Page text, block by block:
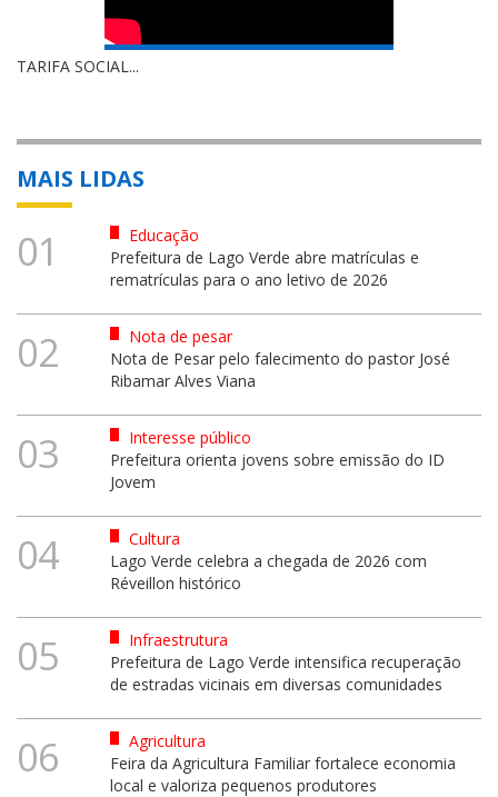
TARIFA SOCIAL...
MAIS LIDAS
01
Educação
Prefeitura de Lago Verde abre matrículas e
rematrículas para o ano letivo de 2026
02
Nota de pesar
Nota de Pesar pelo falecimento do pastor José
Ribamar Alves Viana
03
Interesse público
Prefeitura orienta jovens sobre emissão do ID
Jovem
04
Cultura
Lago Verde celebra a chegada de 2026 com
Réveillon histórico
05
Infraestrutura
Prefeitura de Lago Verde intensifica recuperação
de estradas vicinais em diversas comunidades
06
Agricultura
Feira da Agricultura Familiar fortalece economia
local e valoriza pequenos produtores